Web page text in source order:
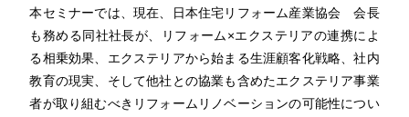
本セミナーでは、現在、日本住宅リフォーム産業協会 会長
も務める同社社長が、リフォーム×エクステリアの連携によ
る相乗効果、エクステリアから始まる生涯顧客化戦略、社内
教育の現実、そして他社との協業も含めたエクステリア事業
者が取り組むべきリフォームリノベーションの可能性につい